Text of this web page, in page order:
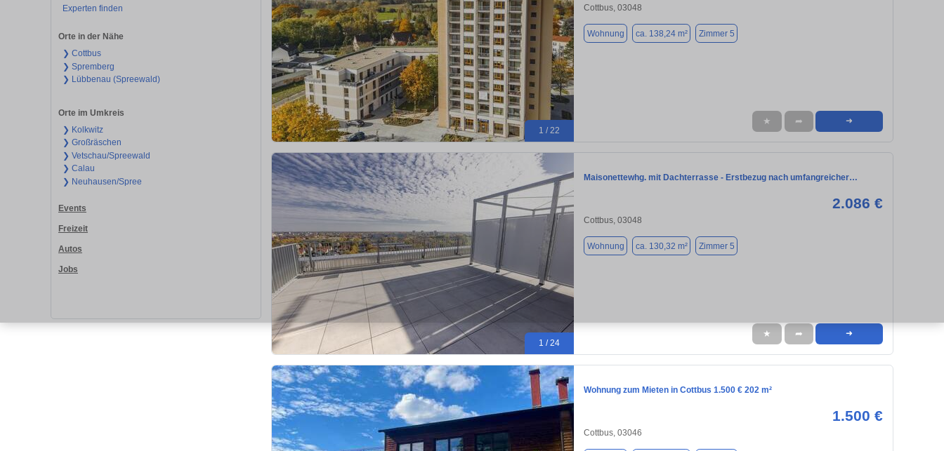
Experten finden
Orte in der Nähe
❯ Cottbus
❯ Spremberg
❯ Lübbenau (Spreewald)
Orte im Umkreis
❯ Kolkwitz
❯ Großräschen
❯ Vetschau/Spreewald
❯ Calau
❯ Neuhausen/Spree
Events
Freizeit
Autos
Jobs
1 / 22
Cottbus, 03048
Wohnung ca. 138,24 m² Zimmer 5
★ ➦ ➜
1 / 24
Maisonettewhg. mit Dachterrasse - Erstbezug nach umfangreicher…
2.086 €
Cottbus, 03048
Wohnung ca. 130,32 m² Zimmer 5
★ ➦ ➜
Wohnung zum Mieten in Cottbus 1.500 € 202 m²
1.500 €
Cottbus, 03046